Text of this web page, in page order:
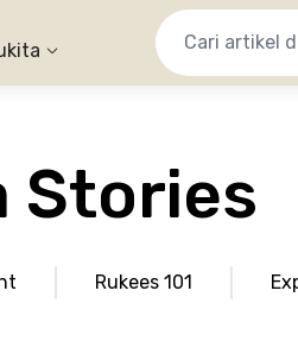
Stories
Rukees 101